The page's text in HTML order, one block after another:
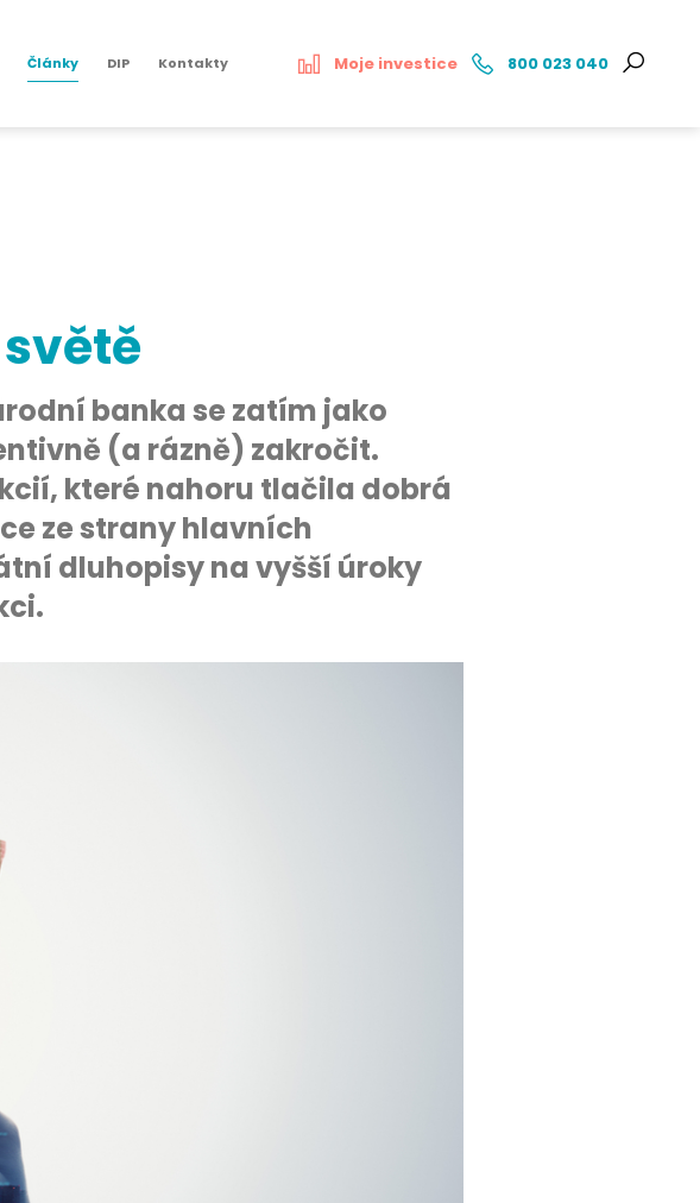
Články DIP Kontakty Moje investice 800 023 040
banka se zatím jako
(a rázně) zakročit.
které nahoru tlačila dobrá
ze strany hlavních
dluhopisy na vyšší úroky